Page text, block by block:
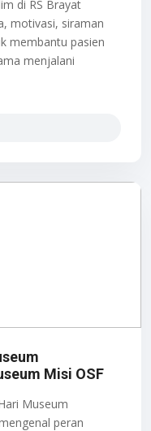
di RS Brayat
motivasi, siraman
membantu pasien
menjalani
Misi OSF
Museum
peran